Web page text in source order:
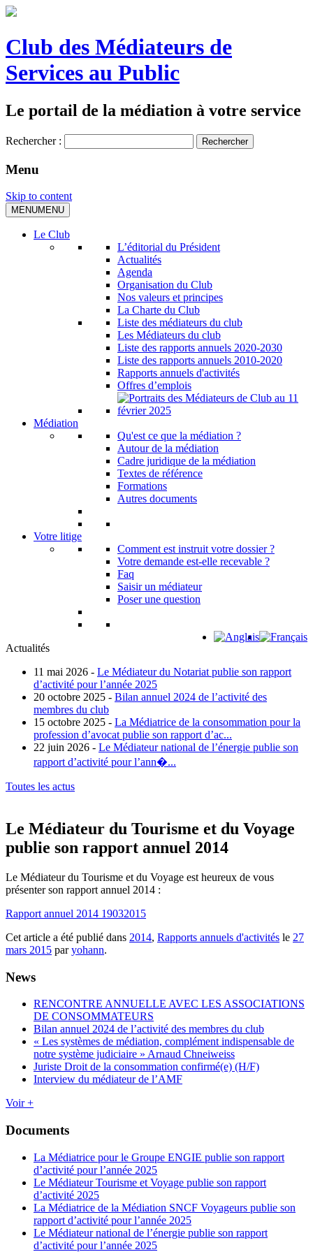
Club des Médiateurs de
Services au Public
Le portail de la médiation à votre service
Rechercher :
Menu
Skip to content
MENUMENU
Le Club
L’éditorial du Président
Actualités
Agenda
Organisation du Club
Nos valeurs et principes
La Charte du Club
Liste des médiateurs du club
Les Médiateurs du club
Liste des rapports annuels 2020-2030
Liste des rapports annuels 2010-2020
Rapports annuels d'activités
Offres d’emplois
Médiation
Qu'est ce que la médiation ?
Autour de la médiation
Cadre juridique de la médiation
Textes de référence
Formations
Autres documents
Votre litige
Comment est instruit votre dossier ?
Votre demande est-elle recevable ?
Faq
Saisir un médiateur
Poser une question
Actualités
11 mai 2026 - Le Médiateur du Notariat publie son rapport
d’activité pour l’année 2025
20 octobre 2025 - Bilan annuel 2024 de l’activité des
membres du club
15 octobre 2025 - La Médiatrice de la consommation pour la
profession d’avocat publie son rapport d’ac...
22 juin 2026 - Le Médiateur national de l’énergie publie son
rapport d’activité pour l’ann�...
Toutes les actus
Le Médiateur du Tourisme et du Voyage
publie son rapport annuel 2014
Le Médiateur du Tourisme et du Voyage est heureux de vous
présenter son rapport annuel 2014 :
Rapport annuel 2014 19032015
Cet article a été publié dans 2014, Rapports annuels d'activités le 27
mars 2015 paryohann.
News
RENCONTRE ANNUELLE AVEC LES ASSOCIATIONS
DE CONSOMMATEURS
Bilan annuel 2024 de l’activité des membres du club
« Les systèmes de médiation, complément indispensable de
notre système judiciaire » Arnaud Chneiweiss
Juriste Droit de la consommation confirmé(e) (H/F)
Interview du médiateur de l’AMF
Voir +
Documents
La Médiatrice pour le Groupe ENGIE publie son rapport
d’activité pour l’année 2025
Le Médiateur Tourisme et Voyage publie son rapport
d’activité 2025
La Médiatrice de la Médiation SNCF Voyageurs publie son
rapport d’activité pour l’année 2025
Le Médiateur national de l’énergie publie son rapport
d’activité pour l’année 2025